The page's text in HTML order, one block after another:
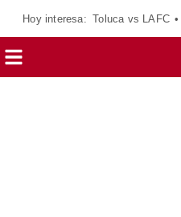
Hoy interesa: Toluca vs LAFC